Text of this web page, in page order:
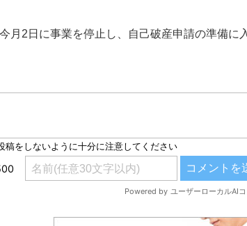
月2日に事業を停止し、自己破産申請の準備に